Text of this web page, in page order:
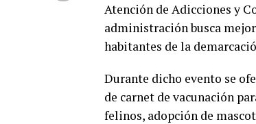
Atención de Adicciones y
administración busca
habitantes de la
Durante dicho evento se
de carnet de vacunación
felinos, adopción de